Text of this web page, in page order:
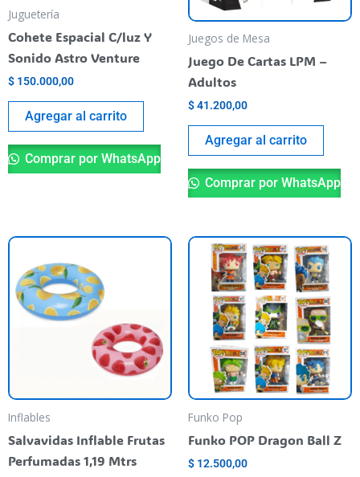
Juguetería
Cohete Espacial C/luz Y
Sonido Astro Venture
$ 150.000,00
Agregar al carrito
Comprar por WhatsApp
Juegos de Mesa
Juego De Cartas LPM –
Adultos
$41.200,00
Agregar al carrito
Comprar por WhatsApp
Inflables
Salvavidas Inflable Frutas
Perfumadas 1,19 Mtrs
Este
producto
variantes.
opciones
se
pueden
elegir
Funko Pop
Funko POP Dragon Ball Z
$ 12.500,00
se